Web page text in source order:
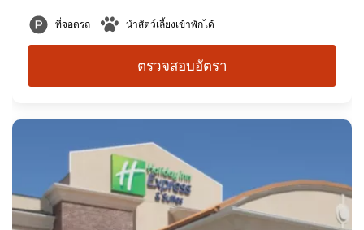
ที่จอดรถ นำสัตว์เลี้ยงเข้าพักได้
ตรวจสอบอัตรา